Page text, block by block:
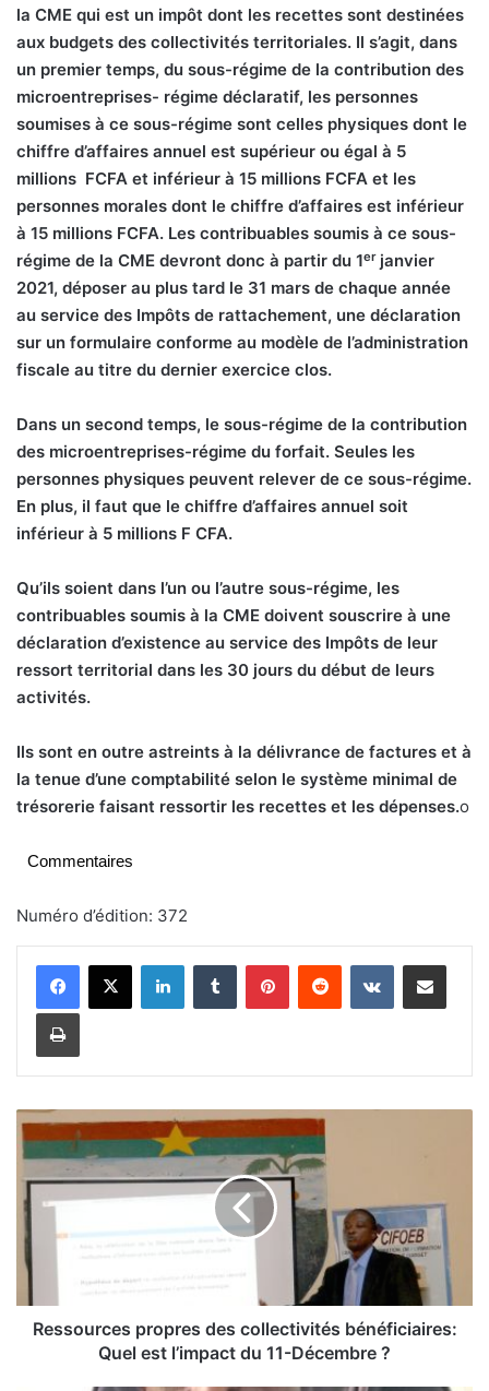
la CME qui est un impôt dont les recettes sont destinées
aux budgets des collectivités territoriales. Il s’agit, dans
un premier temps, du sous-régime de la contribution des
microentreprises- régime déclaratif, les personnes
soumises à ce sous-régime sont celles physiques dont le
chiffre d’affaires annuel est supérieur ou égal à 5
millions FCFA et inférieur à 15 millions FCFA et les
personnes morales dont le chiffre d’affaires est inférieur
à 15 millions FCFA. Les contribuables soumis à ce sous-
régime de la CME devront donc à partir du 1erjanvier
2021, déposer au plus tard le 31 mars de chaque année
au service des Impôts de rattachement, une déclaration
sur un formulaire conforme au modèle de l’administration
fiscale au titre du dernier exercice clos.
Dans un second temps, le sous-régime de la contribution
des microentreprises-régime du forfait. Seules les
personnes physiques peuvent relever de ce sous-régime.
En plus, il faut que le chiffre d’affaires annuel soit
inférieur à 5 millions F CFA.
Qu’ils soient dans l’un ou l’autre sous-régime, les
contribuables soumis à la CME doivent souscrire à une
déclaration d’existence au service des Impôts de leur
ressort territorial dans les 30 jours du début de leurs
activités.
Ils sont en outre astreints à la délivrance de factures et à
la tenue d’une comptabilité selon le système minimal de
trésorerie faisant ressortir les recettes et les dépenses.o
Commentaires
Numéro d’édition: 372
R
e
o
u
e
Ressources propres des collectivités bénéficiaires:
Quel est l’impact du 11-Décembre ?